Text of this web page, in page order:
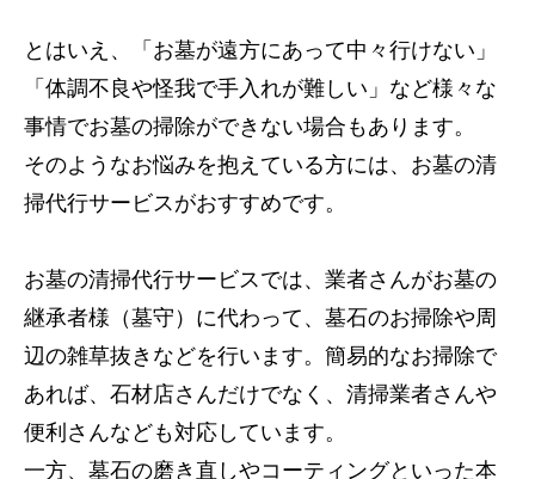
とはいえ、「お墓が遠方にあって中々行けない」
「体調不良や怪我で手入れが難しい」など様々な
事情でお墓の掃除ができない場合もあります。
そのようなお悩みを抱えている方には、お墓の清
掃代行サービスがおすすめです。
お墓の清掃代行サービスでは、業者さんがお墓の
継承者様（墓守）に代わって、墓石のお掃除や周
辺の雑草抜きなどを行います。簡易的なお掃除で
あれば、石材店さんだけでなく、清掃業者さんや
便利さんなども対応しています。
一方、墓石の磨き直しやコーティングといった本